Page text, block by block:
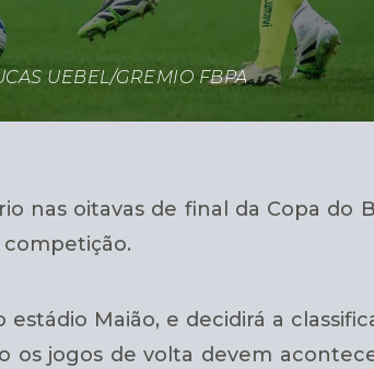
UEBEL/GREMIO FBPA
nas oitavas de final da Copa do
competição.
Maião, e decidirá a
os jogos de volta devem